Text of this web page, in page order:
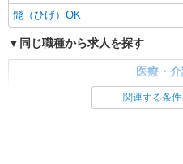
髭（ひげ）OK
同じ職種から求人を探す
医療・
看護師・保健師・看護助手・助
関連する条